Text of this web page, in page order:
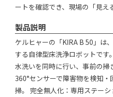
ートを確認でき、現場の「見え
製品説明
ケルヒャーの「KIRA B 50」は
する自律型床洗浄ロボットです
水洗いを同時に行い、事前の掃
360°センサーで障害物を検知
掃。 完全無人化：専用ステー